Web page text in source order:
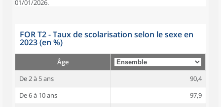
01/01/2026.
FOR T2 - Taux de scolarisation selon le sexe en
2023 (en %)
Âge
De 2 à 5 ans
90,4
De 6 à 10 ans
97,9